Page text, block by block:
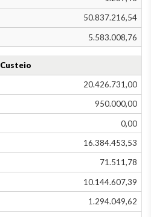
50.837.216,54
5.583.008,76
Custeio
20.426.731,00
950.000,00
0,00
16.384.453,53
71.511,78
10.144.607,39
1.294.049,62